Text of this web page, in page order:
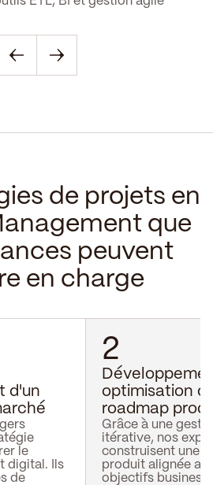
de projets en
que
peuvent
en charge
d'un
le
digital. Ils
de
2
optimisation
roadmap
Grâce à une
itérative, nos
construisent une
produit alignée
objectifs business